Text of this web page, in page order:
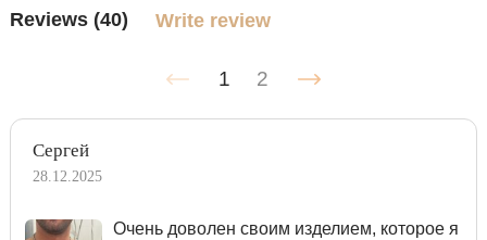
Reviews (40) Write review
1 2
Сергей
28.12.2025
Очень доволен своим изделием, которое я